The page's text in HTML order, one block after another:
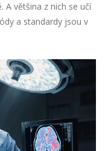
A většina z nich se učí
a standardy jsou v